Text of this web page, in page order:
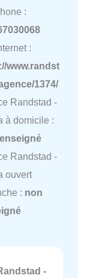
:
:
www.randst
1374/
Randstad -
à domicile :
Randstad -
ouvert
: non
-